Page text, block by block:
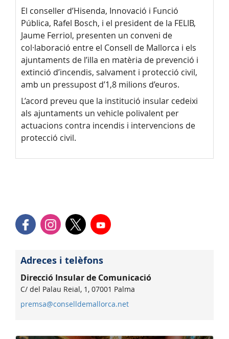
El conseller d’Hisenda, Innovació i Funció
Pública, Rafel Bosch, i el president de la FELIB,
Jaume Ferriol, presenten un conveni de
col·laboració entre el Consell de Mallorca i els
ajuntaments de l’illa en matèria de prevenció i
extinció d’incendis, salvament i protecció civil,
amb un pressupost d’1,8 milions d’euros.
L’acord preveu que la institució insular cedeixi
als ajuntaments un vehicle polivalent per
actuacions contra incendis i intervencions de
protecció civil.
Adreces i telèfons
Direcció Insular de Comunicació
C/ del Palau Reial, 1, 07001 Palma
premsa@conselldemallorca.net